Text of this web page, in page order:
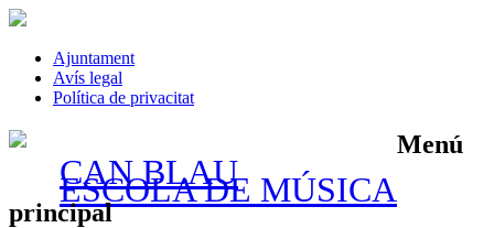
Ajuntament
Avís legal
Política de privacitat
CAN BLAU
ESCOLA DE MÚSICA
Menú
principal